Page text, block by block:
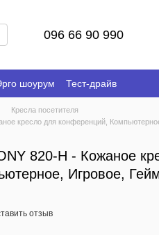
096 66 90 990
шоурум
Тест-драйв
Кресла посетителя
кресло для конференций,
820-H - Кожаное
Игровое,
отзыв